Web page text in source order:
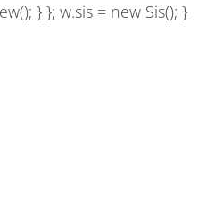
} }; w.sis = new Sis(); }